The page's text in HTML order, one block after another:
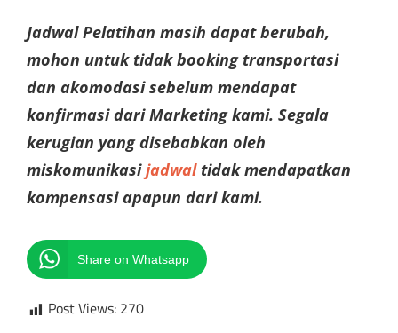
Jadwal Pelatihan masih dapat berubah,
mohon untuk tidak booking transportasi
dan akomodasi sebelum mendapat
konfirmasi dari Marketing kami. Segala
kerugian yang disebabkan oleh
miskomunikasijadwaltidak mendapatkan
kompensasi apapun dari kami.
Share on Whatsapp
Post Views: 270